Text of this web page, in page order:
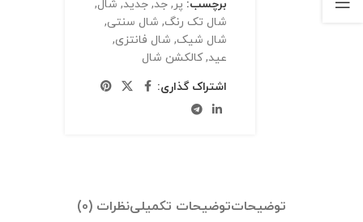
برچسب: پر, جد, جدید, شال,
شال تک رنگ, شال سنتی,
شال شیک, شال فانتزی,
عید, کالکشن شال
اشتراک گذاری:
توضیحاتتوضیحات تکمیلینظرات (0)